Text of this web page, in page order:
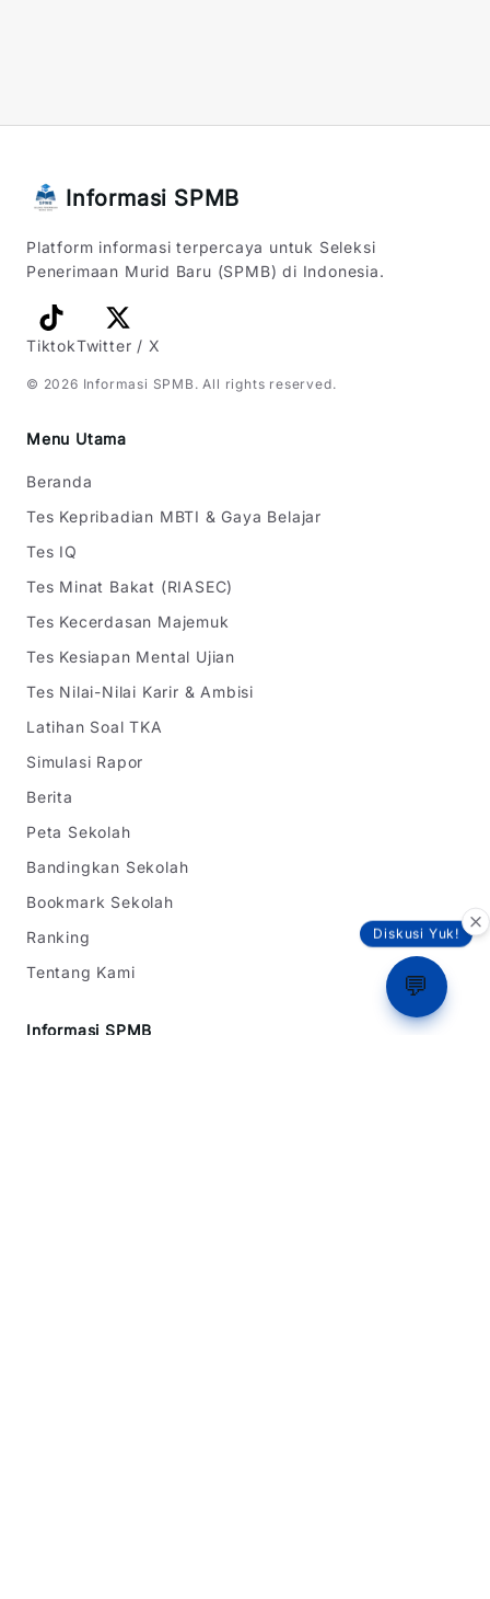
Diskusi Yuk!
💬
Informasi SPMB
Platform informasi terpercaya untuk Seleksi
Penerimaan Murid Baru (SPMB) di Indonesia.
TiktokTwitter / X
© 2026 Informasi SPMB . All rights reserved.
Menu Utama
Beranda
Tes Kepribadian MBTI & Gaya Belajar
Tes IQ
Tes Minat Bakat (RIASEC)
Tes Kecerdasan Majemuk
Tes Kesiapan Mental Ujian
Tes Nilai-Nilai Karir & Ambisi
Latihan Soal TKA
Simulasi Rapor
Berita
Peta Sekolah
Bandingkan Sekolah
Bookmark Sekolah
Ranking
Tentang Kami
Informasi SPMB